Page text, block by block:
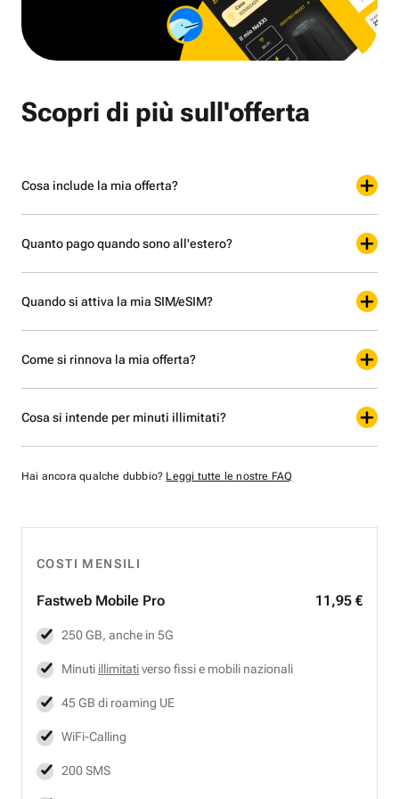
COSTI MENSILI
Fastweb Mobile Pro 11,95 €
250 GB, anche in 5G
Minuti illimitativerso fissi e mobili nazionali
45 GB di roaming UE
WiFi-Calling
200 SMS
Scopri di più sull'offerta
Cosa include la mia offerta?
Quanto pago quando sono all'estero?
Quando si attiva la mia SIM/eSIM?
Come si rinnova la mia offerta?
Cosa si intende per minuti illimitati?
Hai ancora qualche dubbio? Leggi tutte le nostre FAQ